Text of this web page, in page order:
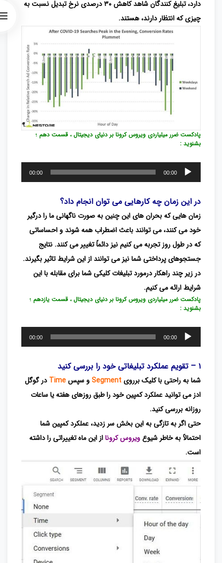
دارد، تبلیغ کنندگان شاهد کاهش ۳۰ درصدی نرخ تبدیل نسبت به
چیزی که انتظار دارند، هستند.
پادکست ضرر میلیاردی ویروس کرونا بر دنیای دیجیتال ، قسمت دهم ؛
بشنوید :
پخش‌کننده
صوت
00:00
00:00
در این زمان چه کارهایی می توان انجام داد؟
زمان هایی که بحران های این چنین به صورت ناگهانی ما را درگیر
خود می کنند، می توانند باعث اضطراب همه شوند و احساساتی
که در طول روز تجربه می کنیم نیز دائماً تغییر می کنند. نتایج
جستجوهای پرداختی شما نیز می توانند از این شرایط تاثیر بگیرند.
در زیر چند راهکار درمورد تبلیغات کلیکی شما برای مقابله با این
شرایط ارائه می کنیم.
پادکست ضرر میلیاردی ویروس کرونا بر دنیای دیجیتال ، قسمت یازدهم ؛
بشنوید :
پخش‌کننده
صوت
00:00
00:00
۱ – تقویم عملکرد تبلیغاتی خود را بررسی کنید
شما به راحتی با کلیک برروی Segmentو سپسTime در گوگل
ادز می توانید عملکرد کمپین خود را طبق روزهای هفته یا ساعات
روزانه بررسی کنید.
حتی اگر به تازگیبه این بخش سر زدید، عملکرد کمپین شما
احتمالاً به خاطر شیوعویروس کرونااز این ماه تغییراتی را داشته
است.